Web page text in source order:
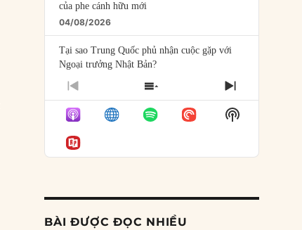
của phe cánh hữu mới
04/08/2026
Tại sao Trung Quốc phủ nhận cuộc gặp với
Ngoại trưởng Nhật Bản?
04/08/2026
Điểm mù chiến lược của Trump tại Thái Bình
Dương
03/08/2026
rủi ro
PREVIOUS
EPISODE
SHOW
EPISODES
LIST
NEXT
EPISODE
Show
Podcast
BÀI ĐƯỢC ĐỌC NHIỀU